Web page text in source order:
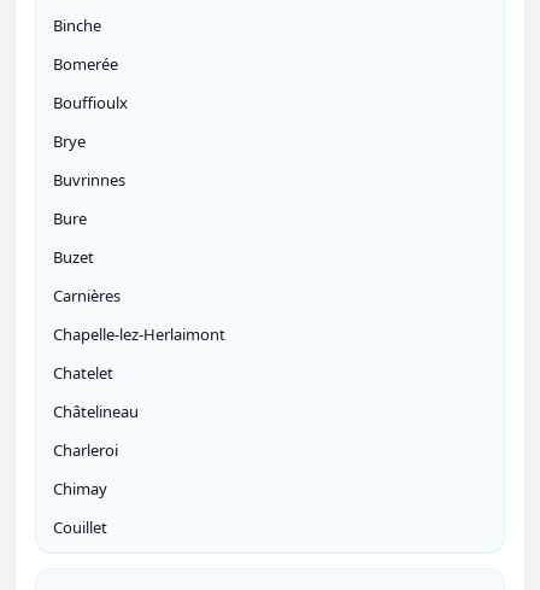
Binche
Bomerée
Bouffioulx
Brye
Buvrinnes
Bure
Buzet
Carnières
Chapelle-lez-Herlaimont
Chatelet
Châtelineau
Charleroi
Chimay
Couillet